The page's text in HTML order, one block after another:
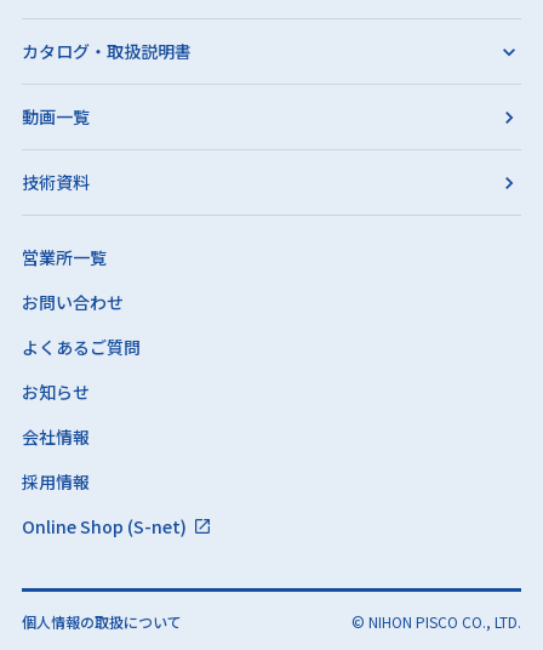
カタログ・取扱説明書
動画一覧
技術資料
営業所一覧
お問い合わせ
よくあるご質問
お知らせ
会社情報
採用情報
Online Shop (S-net)
個人情報の取扱について © NIHON PISCO CO., LTD.